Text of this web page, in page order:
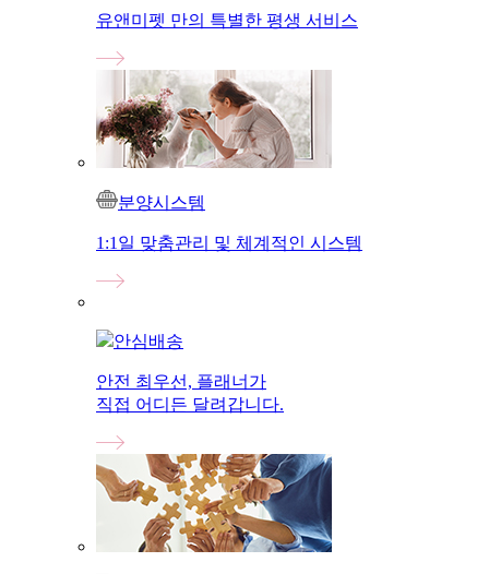
유앤미펫 만의 특별한 평생 서비스
분양시스템
1:1일 맞춤관리 및 체계적인 시스템
안심배송
안전 최우선, 플래너가
직접 어디든 달려갑니다.